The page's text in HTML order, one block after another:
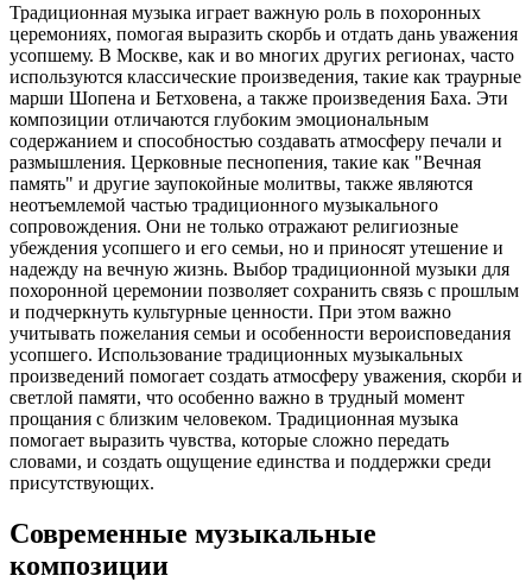
Традиционная музыка играет важную роль в похоронных
церемониях, помогая выразить скорбь и отдать дань уважения
усопшему. В Москве, как и во многих других регионах, часто
используются классические произведения, такие как траурные
марши Шопена и Бетховена, а также произведения Баха. Эти
композиции отличаются глубоким эмоциональным
содержанием и способностью создавать атмосферу печали и
размышления. Церковные песнопения, такие как "Вечная
память" и другие заупокойные молитвы, также являются
неотъемлемой частью традиционного музыкального
сопровождения. Они не только отражают религиозные
убеждения усопшего и его семьи, но и приносят утешение и
надежду на вечную жизнь. Выбор традиционной музыки для
похоронной церемонии позволяет сохранить связь с прошлым
и подчеркнуть культурные ценности. При этом важно
учитывать пожелания семьи и особенности вероисповедания
усопшего. Использование традиционных музыкальных
произведений помогает создать атмосферу уважения, скорби и
светлой памяти, что особенно важно в трудный момент
прощания с близким человеком. Традиционная музыка
помогает выразить чувства, которые сложно передать
словами, и создать ощущение единства и поддержки среди
присутствующих.
Современные музыкальные
композиции